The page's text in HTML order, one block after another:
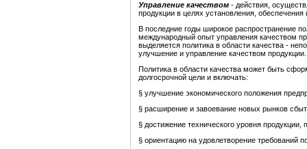
Управление качеством - действия,
продукции в целях установления,
В последние годы широкое распространение
международный опыт управления качеством
выделяется политика в области качества -
улучшение и управление качеством продукции.
Политика в области качества может быть
долгосрочной цели и включать:
§ улучшение экономического положения
§ расширение и завоевание новых рынков
§ достижение технического уровня
§ ориентацию на удовлетворение требований